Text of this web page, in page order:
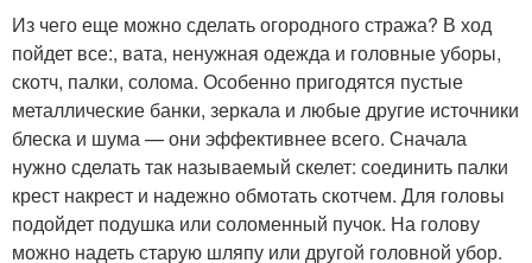
Из чего еще можно сделать огородного стража? В ход
пойдет все:, вата, ненужная одежда и головные уборы,
скотч, палки, солома. Особенно пригодятся пустые
металлические банки, зеркала и любые другие источники
блеска и шума — они эффективнее всего. Сначала
нужно сделать так называемый скелет: соединить палки
крест накрест и надежно обмотать скотчем. Для головы
подойдет подушка или соломенный пучок. На голову
можно надеть старую шляпу или другой головной убор.